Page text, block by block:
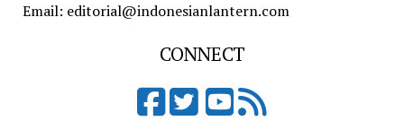
Email: editorial@indonesianlantern.com
CONNECT